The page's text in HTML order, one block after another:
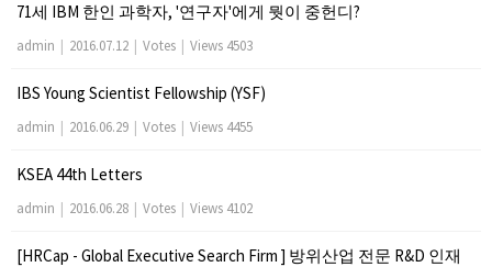
71세 IBM 한인 과학자, '연구자'에게 뭣이 중헌디?
admin | 2016.07.12 | Votes | Views 4503
IBS Young Scientist Fellowship (YSF)
admin | 2016.06.29 | Votes | Views 4455
KSEA 44th Letters
admin | 2016.06.28 | Votes | Views 4102
[HRCap - Global Executive Search Firm ] 방위산업 전문 R&D 인재